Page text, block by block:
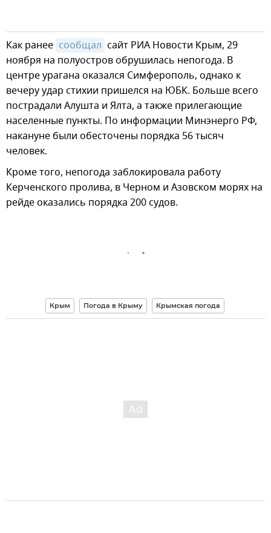
Как ранее сообщал сайт РИА Новости Крым, 29
ноября на полуостров обрушилась непогода. В
центре урагана оказался Симферополь, однако к
вечеру удар стихии пришелся на ЮБК. Больше всего
пострадали Алушта и Ялта, а также прилегающие
населенные пункты. По информации Минэнерго РФ,
накануне были обесточены порядка 56 тысяч
человек.
Кроме того, непогода заблокировала работу
Керченского пролива, в Черном и Азовском морях на
рейде оказались порядка 200 судов.
Крым Погода в Крыму Крымская погода